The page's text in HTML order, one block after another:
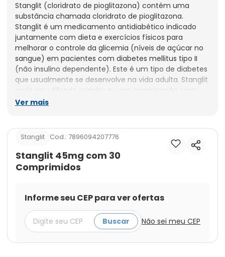
Stanglit (cloridrato de pioglitazona) contém uma
substância chamada cloridrato de pioglitazona.
Stanglit é um medicamento antidiabético indicado
juntamente com dieta e exercícios físicos para
melhorar o controle da glicemia (níveis de açúcar no
sangue) em pacientes com diabetes mellitus tipo II
(não insulino dependente). Este é um tipo de diabetes
que usualmente se desenvolve na vida adulta. Stanglit
pode ser utilizado sozinho ou em combinação com
outros medicamentos para diabetes como
não resultarem no controle adequado da glicemia. O
acompanhamento de diabetes tipo II deverá também
incluir aconselhamento nutricional, redução de peso
quando indicado e exercícios. Estas medidas são
importantes não só para tratamento primário do
do tratamento medicamentoso.;Princípio ativo:
Registro MS: 1003301650055
Leia a Bula;Não utilizar Stanglit: - se você apresenta
Ver mais
Stanglit Cod.: 7896094207776
Stanglit 45mg com 30
Comprimidos
Informe seu CEP para ver ofertas
Buscar Não sei meu CEP